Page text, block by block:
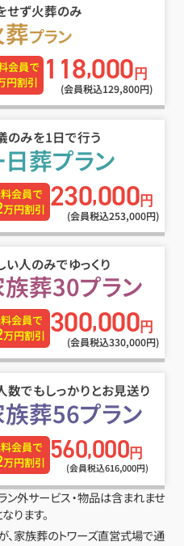
せず火葬のみ
プラン
会員で
円割引 118,000 円
(会員税込129,800円)
のみを1日で行う
葬プラン
会員で
万円割引 230,000円
(会員税込253,000円)
い人のみでゆっくり
葬30プラン
会員で
万円割引 300,000円
(会員税込330,000円)
数でもしっかりとお見送り
葬56プラン
会員で
万円割引 560,000円
(会員税込616,000円)
外サービス・物品は含まれませ
ります。
家族葬のトワーズ直営式場で通